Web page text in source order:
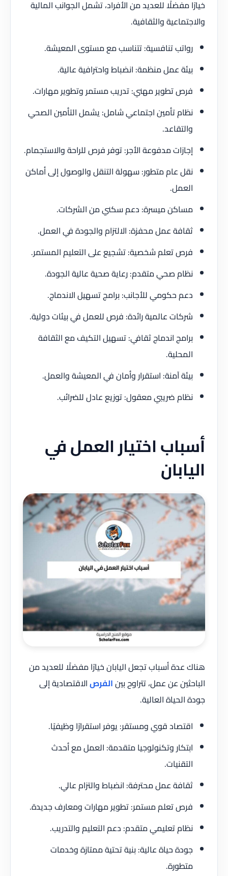
خيارًا مفضلًا للعديد من الأفراد، تشمل الجوانب المالية
والاجتماعية والثقافية.
رواتب تنافسية: تتناسب مع مستوى المعيشة.
بيئة عمل منظمة: انضباط واحترافية عالية.
فرص تطوير مهني: تدريب مستمر وتطوير مهارات.
نظام تأمين اجتماعي شامل: يشمل التأمين الصحي
والتقاعد.
إجازات مدفوعة الأجر: توفر فرص للراحة والاستجمام.
نقل عام متطور: سهولة التنقل والوصول إلى أماكن
العمل.
مساكن ميسرة: دعم سكني من الشركات.
ثقافة عمل محفزة: الالتزام والجودة في العمل.
فرص تعلم شخصية: تشجيع على التعليم المستمر.
نظام صحي متقدم: رعاية صحية عالية الجودة.
دعم حكومي للأجانب: برامج تسهيل الاندماج.
شركات عالمية رائدة: فرص للعمل في بيئات دولية.
برامج اندماج ثقافي: تسهيل التكيف مع الثقافة
المحلية.
بيئة آمنة: استقرار وأمان في المعيشة والعمل.
نظام ضريبي معقول: توزيع عادل للضرائب.
أسباب اختيار العمل في
اليابان
هناك عدة أسباب تجعل اليابان خيارًا مفضلًا للعديد من
الباحثين عن عمل، تتراوح بينالفرصالاقتصادية إلى
جودة الحياة العالية.
اقتصاد قوي ومستقر: يوفر استقرارًا وظيفيًا.
ابتكار وتكنولوجيا متقدمة: العمل مع أحدث
التقنيات.
ثقافة عمل محترفة: انضباط والتزام عالي.
فرص تعلم مستمر: تطوير مهارات ومعارف جديدة.
نظام تعليمي متقدم: دعم التعليم والتدريب.
جودة حياة عالية: بنية تحتية ممتازة وخدمات
متطورة.